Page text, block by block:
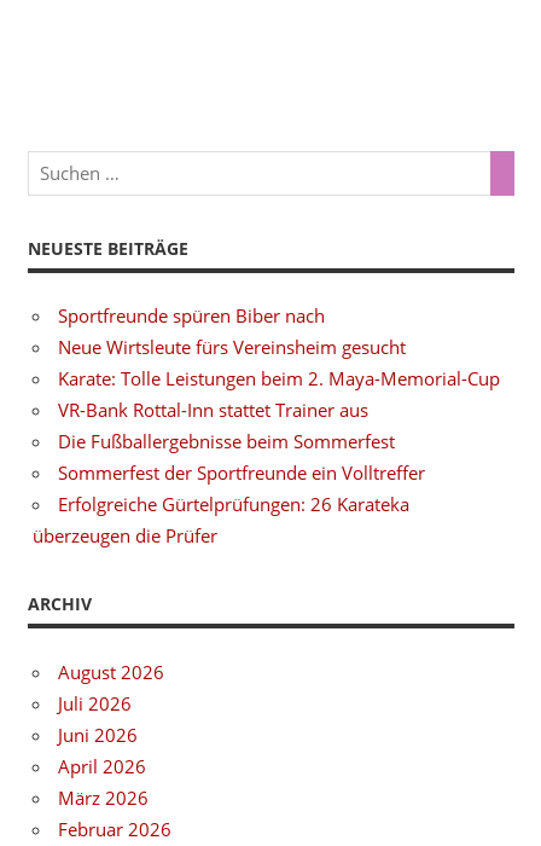
NEUESTE BEITRÄGE
Sportfreunde spüren Biber nach
Neue Wirtsleute fürs Vereinsheim gesucht
Karate: Tolle Leistungen beim 2. Maya-Memorial-Cup
VR-Bank Rottal-Inn stattet Trainer aus
Die Fußballergebnisse beim Sommerfest
Sommerfest der Sportfreunde ein Volltreffer
Erfolgreiche Gürtelprüfungen: 26 Karateka
überzeugen die Prüfer
ARCHIV
August 2026
Juli 2026
Juni 2026
April 2026
März 2026
Februar 2026